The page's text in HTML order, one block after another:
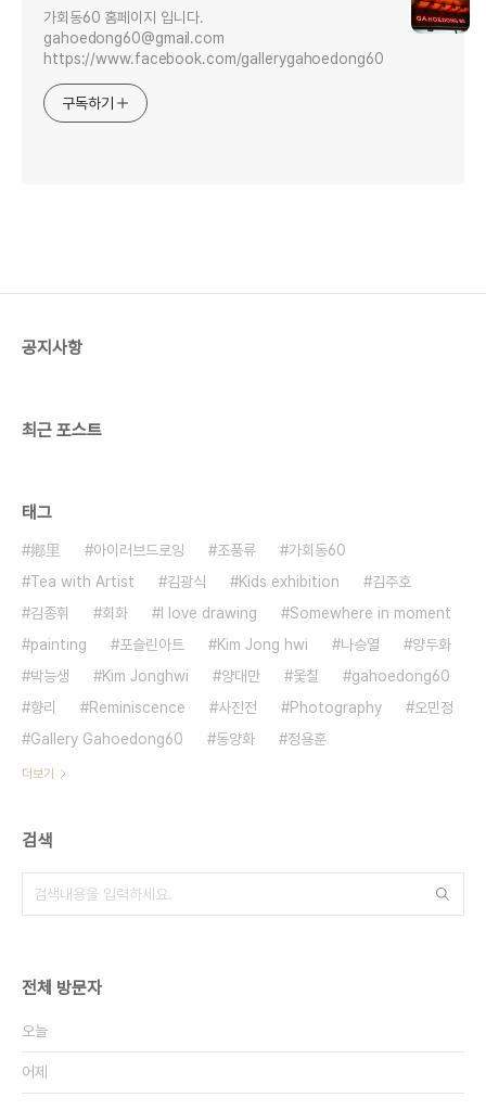
가회동60 홈페이지 입니다.
gahoedong60@gmail.com
https://www.facebook.com/gallerygahoedong60
구독하기
공지사항
최근 포스트
태그
鄕里 아이러브드로잉 조풍류
가회동60
Tea with Artist
김광식 Kids exhibition
김주호
김종휘
회화 I love drawing
Somewhere in moment
painting
포슬린아트 Kim Jong hwi 나승열
양두화
박능생
Kim Jonghwi 양대만 옻칠
gahoedong60
향리
Reminiscence 사진전 Photography
오민정
Gallery Gahoedong60
동양화 정용훈
더보기
검색
전체 방문자
오늘
어제